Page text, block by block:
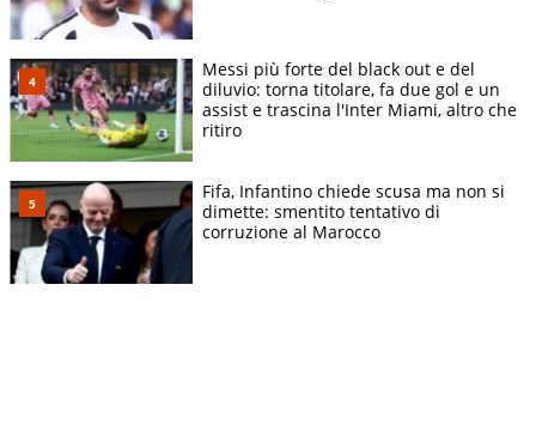
Messi più forte del black out e del
diluvio: torna titolare, fa due gol e un
assist e trascina l'Inter Miami, altro che
ritiro
Fifa, Infantino chiede scusa ma non si
dimette: smentito tentativo di
corruzione al Marocco